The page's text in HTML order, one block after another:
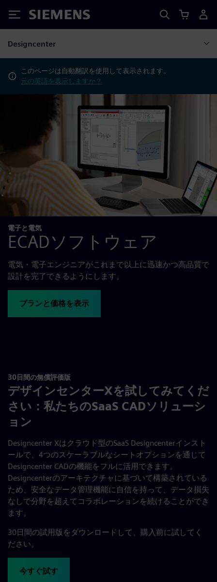
Siemens
Designcenter
このページは自動翻訳を使用して表示されます。
元の英語を表示しますか？
電子と電気
ECADソフトウェア
電気・電子エンジニアがこれまで以上に迅速かつ高品質で
設計を完了できるようにします。
プランと価格を表示
30日間の無償評価版
デザインセンターXを試してみてくだ
さい：私たちのSaaS CADソリューシ
ョン
Designcenter Xはクラウド型のSaaS Designcenterインスト
ールで、4つのスケーラブルなシートオプションを通じて
Designcenter CADの機能をフルに活用できます。
Designcenterのアーキテクチャに基づいて構築されている
ため、安全なデータ管理機能に自信を持って、データ損失
なしで分野を超えてコラボレーションを続けることができ
ます。
30日間の試用版をダウンロードして、購入前に試してく
ださい。
今すぐ試す